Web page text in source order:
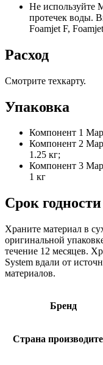
Не используйте
протечек воды.
Foamjet F,
Расход
Смотрите техкарту.
Упаковка
Компонент 1
Компонент 2
1.25 кг;
Компонент 3
1 кг
Срок годности
Храните материал в
оригинальной
течение 12 месяцев.
System вдали от
материалов.
Бренд
Страна